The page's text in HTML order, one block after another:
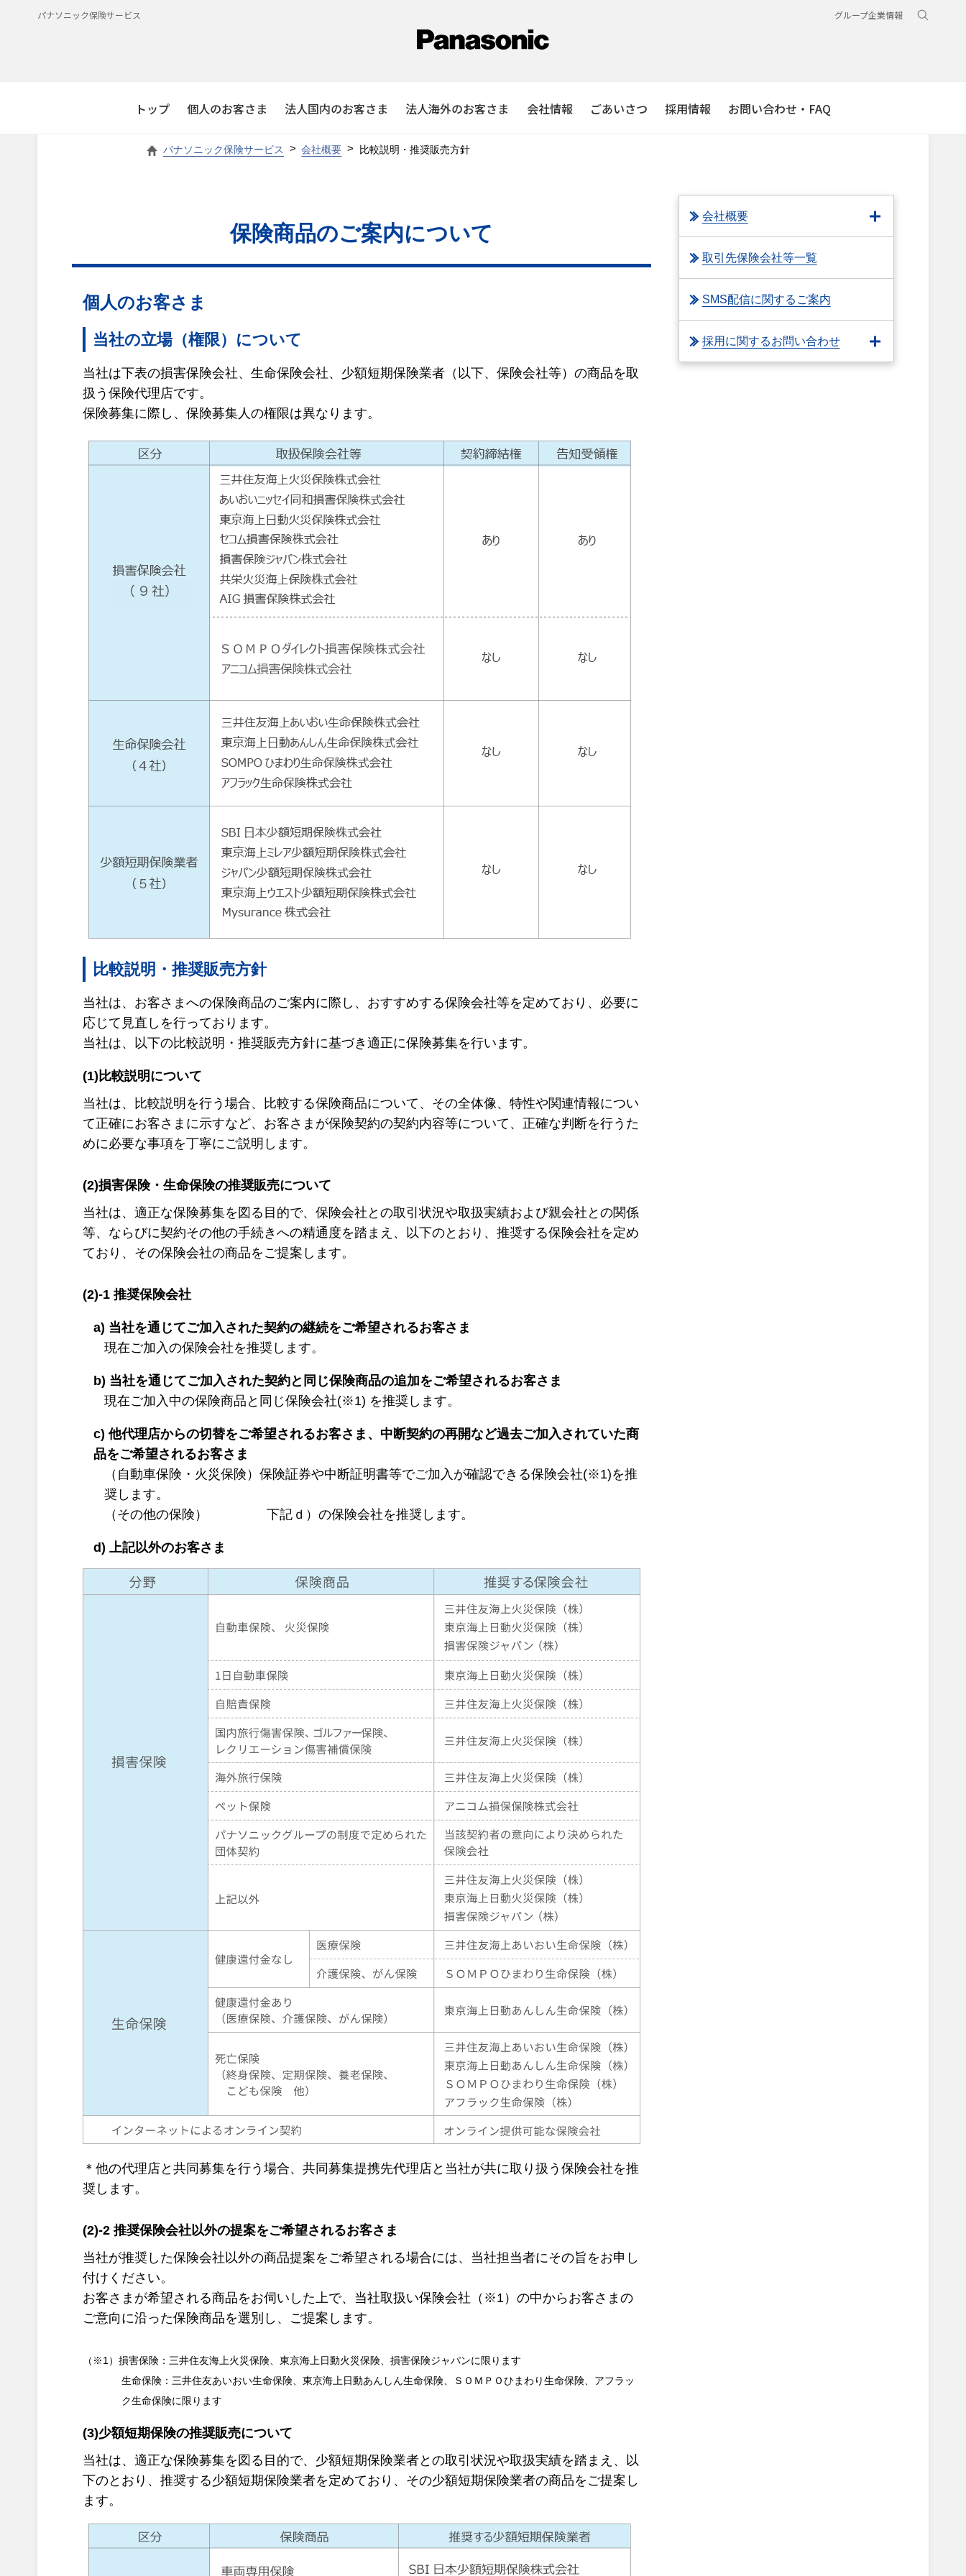
パナソニック保険サービス グループ企業情報
トップ 個人のお客さま 法人国内のお客さま 法人海外のお客さま 会社情報 ごあいさつ 採用情報 お問い合わせ・FAQ
パナソニック保険サービス 会社概要 比較説明・推奨販売方針
保険商品のご案内について
個人のお客さま
当社の立場（権限）について
当社は下表の損害保険会社、生命保険会社、少額短期保険業者（以下、保険会社等）の商品を取
扱う保険代理店です。
保険募集に際し、保険募集人の権限は異なります。
比較説明・推奨販売方針
当社は、お客さまへの保険商品のご案内に際し、おすすめする保険会社等を定めており、必要に
応じて見直しを行っております。
当社は、以下の比較説明・推奨販売方針に基づき適正に保険募集を行います。
(1)比較説明について
当社は、比較説明を行う場合、比較する保険商品について、その全体像、特性や関連情報につい
て正確にお客さまに示すなど、お客さまが保険契約の契約内容等について、正確な判断を行うた
めに必要な事項を丁寧にご説明します。
(2)損害保険・生命保険の推奨販売について
当社は、適正な保険募集を図る目的で、保険会社との取引状況や取扱実績および親会社との関係
等、ならびに契約その他の手続きへの精通度を踏まえ、以下のとおり、推奨する保険会社を定め
ており、その保険会社の商品をご提案します。
(2)-1 推奨保険会社
a) 当社を通じてご加入された契約の継続をご希望されるお客さま
現在ご加入の保険会社を推奨します。
b) 当社を通じてご加入された契約と同じ保険商品の追加をご希望されるお客さま
現在ご加入中の保険商品と同じ保険会社(※1) を推奨します。
c) 他代理店からの切替をご希望されるお客さま、中断契約の再開など過去ご加入されていた商
品をご希望されるお客さま
（自動車保険・火災保険）保険証券や中断証明書等でご加入が確認できる保険会社(※1)を推
奨します。
（その他の保険） 下記ｄ）の保険会社を推奨します。
d) 上記以外のお客さま
＊他の代理店と共同募集を行う場合、共同募集提携先代理店と当社が共に取り扱う保険会社を推
奨します。
(2)-2 推奨保険会社以外の提案をご希望されるお客さま
当社が推奨した保険会社以外の商品提案をご希望される場合には、当社担当者にその旨をお申し
付けください。
お客さまが希望される商品をお伺いした上で、当社取扱い保険会社（※1）の中からお客さまの
ご意向に沿った保険商品を選別し、ご提案します。
（※1）損害保険：三井住友海上火災保険、東京海上日動火災保険、損害保険ジャパンに限ります
生命保険：三井住友あいおい生命保険、東京海上日動あんしん生命保険、ＳＯＭＰＯひまわり生命保険、アフラッ
ク生命保険に限ります
(3)少額短期保険の推奨販売について
当社は、適正な保険募集を図る目的で、少額短期保険業者との取引状況や取扱実績を踏まえ、以
下のとおり、推奨する少額短期保険業者を定めており、その少額短期保険業者の商品をご提案し
ます。
会社概要
取引先保険会社等一覧
SMS配信に関するご案内
採用に関するお問い合わせ